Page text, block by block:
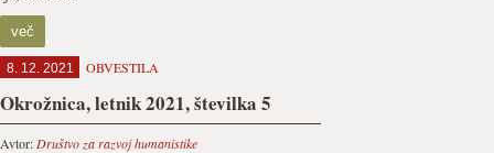
več
8. 12. 2021 OBVESTILA
Okrožnica, letnik 2021, številka 5
Avtor: Društvo za razvoj humanistike